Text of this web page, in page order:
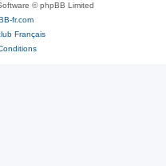
© phpBB Limited
fr.com
Français